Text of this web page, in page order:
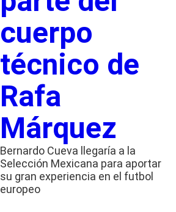
cuerpo
técnico de
Rafa
Márquez
Bernardo Cueva llegaría a la
Selección Mexicana para aportar
su gran experiencia en el futbol
europeo